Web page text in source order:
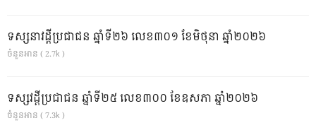
ទស្សនាវដ្ដីប្រជាជន ឆ្នាំទី២៦ លេខ៣០១ ខែមិថុនា ឆ្នាំ២០២៦
ចំនួនអាន ( 2.7k )
ទស្សវដ្តីប្រជាជន ឆ្នាំទី២៥ លេខ៣០០ ខែឧសភា ឆ្នាំ២០២៦
ចំនួនអាន ( 7.3k )